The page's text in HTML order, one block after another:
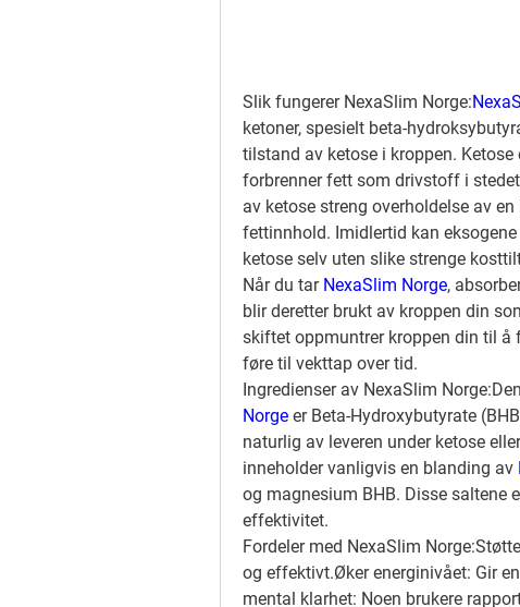
Slik fungerer NexaSlim Norge:
ketoner, spesielt beta-
tilstand av ketose i kroppen.
forbrenner fett som drivstoff i
av ketose streng overholdelse av
fettinnhold. Imidlertid kan
ketose selv uten slike strenge
Når du tar NexaSlim Norge,
blir deretter brukt av kroppen din
skiftet oppmuntrer kroppen din til å
føre til vekttap over tid.
Ingredienser av NexaSlim Norge:
Norge er Beta-Hydroxybutyrate
naturlig av leveren under ketose
inneholder vanligvis en blanding av
og magnesium BHB. Disse saltene
effektivitet.
Fordeler med NexaSlim Norge:
og effektivt.Øker energinivået: Gir
mental klarhet: Noen brukere